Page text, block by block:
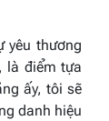
yêu thương
là điểm tựa
ấy, tôi sẽ
danh hiệu